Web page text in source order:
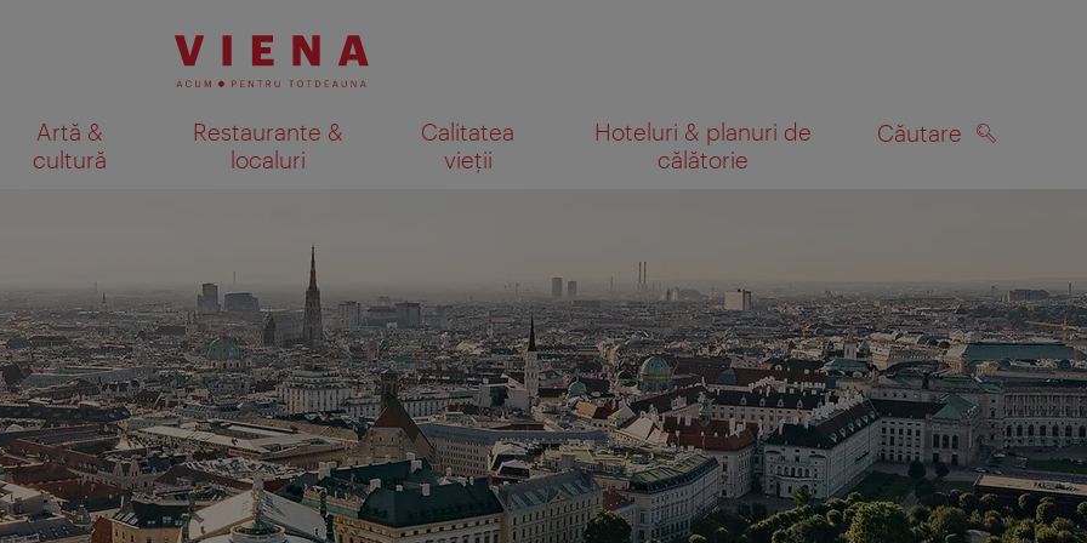
Artă &
cultură
Restaurante &
localuri
Calitatea
vieții
Hoteluri & planuri de
călătorie
Căutare